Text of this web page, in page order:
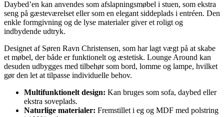
Daybed’en kan anvendes som afslapningsmøbel i stuen, som ekstra
seng på gæsteværelset eller som en elegant siddeplads i entréen. Den
enkle formgivning og de lyse materialer giver et roligt og
indbydende udtryk.
Designet af Søren Ravn Christensen, som har lagt vægt på at skabe
et møbel, der både er funktionelt og æstetisk. Lounge Around kan
desuden udbygges med tilbehør som bord, lomme og lampe, hvilket
gør den let at tilpasse individuelle behov.
Multifunktionelt design: Kan bruges som sofa, daybed eller
ekstra soveplads.
Naturlige materialer: Fremstillet i eg og MDF med polstring